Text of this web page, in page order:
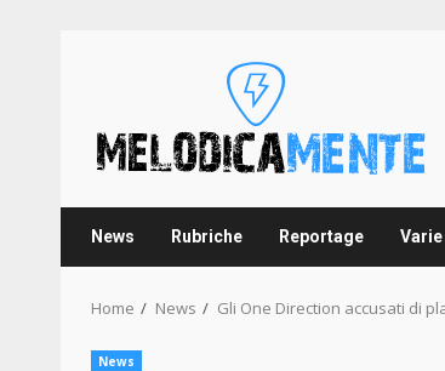
News Rubriche Reportage Varie
Home News Gli One Direction accusati di
News